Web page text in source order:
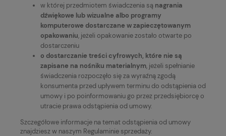
w której przedmiotem świadczenia są nagrania
dźwiękowe lub wizualne albo programy
komputerowe dostarczane w zapieczętowanym
opakowaniu, jeżeli opakowanie zostało otwarte po
dostarczeniu
o dostarczanie treści cyfrowych, które nie są
zapisane na nośniku materialnym, jeżeli spełnianie
świadczenia rozpoczęło się za wyraźną zgodą
konsumenta przed upływem terminu do odstąpienia od
umowy i po poinformowaniu go przez przedsiębiorcę o
utracie prawa odstąpienia od umowy.
Szczegółowe informacje na temat odstąpienia od umowy
znajdziesz w naszym Regulaminie sprzedaży.